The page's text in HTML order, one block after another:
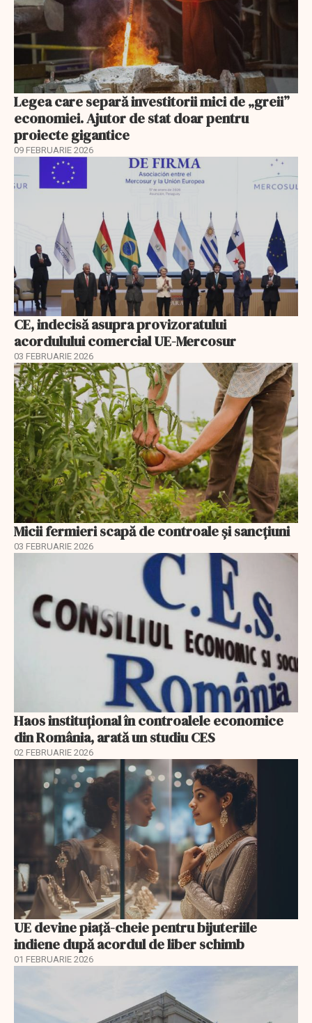
Legea care separă investitorii mici de „greii”
economiei. Ajutor de stat doar pentru
proiecte gigantice
09 FEBRUARIE 2026
CE, indecisă asupra provizoratului
acordulului comercial UE-Mercosur
03 FEBRUARIE 2026
Micii fermieri scapă de controale și sancțiuni
03 FEBRUARIE 2026
Haos instituțional în controalele economice
din România, arată un studiu CES
02 FEBRUARIE 2026
UE devine piață-cheie pentru bijuteriile
indiene după acordul de liber schimb
01 FEBRUARIE 2026